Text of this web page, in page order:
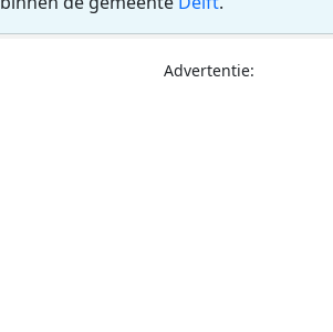
Advertentie: